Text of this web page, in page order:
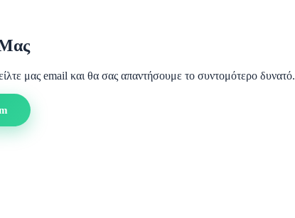
μας email και θα σας απαντήσουμε το συντομότερο δυνατό.